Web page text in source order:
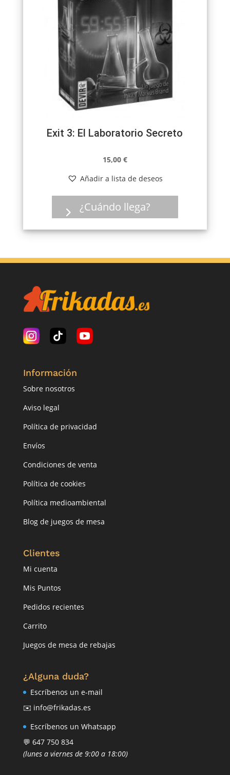
Exit 3: El Laboratorio Secreto
15,00 €
Añadir a lista de deseos
¿Cuándo llega?
Información
Sobre nosotros
Aviso legal
Política de privacidad
Envíos
Condiciones de venta
Política de cookies
Política medioambiental
Blog de juegos de mesa
Clientes
Mi cuenta
Mis Puntos
Pedidos recientes
Carrito
Juegos de mesa de rebajas
¿Alguna duda?
Escríbenos un e-mail
✉️ info@frikadas.es
Escríbenos un Whatsapp
💬 647 750 834
(lunes a viernes de 9:00 a 18:00)